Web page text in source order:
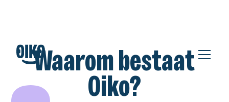
Waarom bestaat
Oiko?